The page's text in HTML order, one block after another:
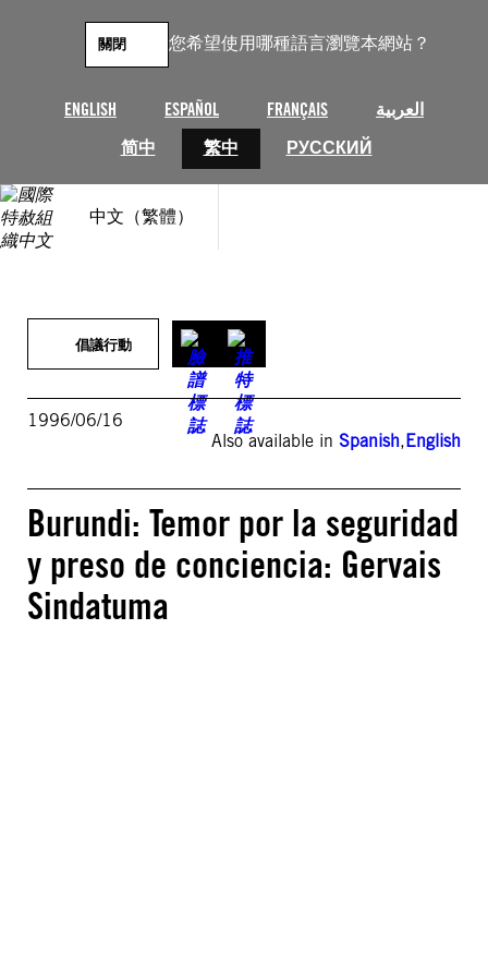
您希望使用哪種語言瀏覽本網站？
ENGLISH ESPAÑOL FRANÇAIS
العربية
简中
繁中 РУССКИЙ
關閉
中文（繁體）
倡議行動
1996/06/16
Also available in Spanish,English
Burundi: Temor por la seguridad
y preso de conciencia: Gervais
Sindatuma